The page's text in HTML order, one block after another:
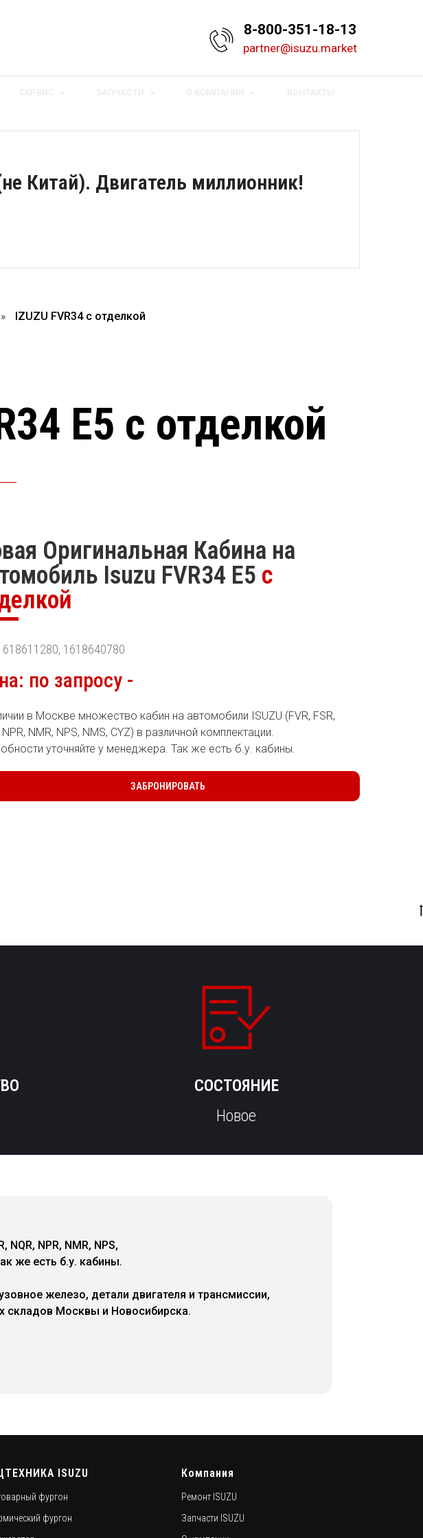
8-800-351-18-13
partner@isuzu.market
Китай). Двигатель миллионник!
» IZUZU FVR34 с отделкой
E5 с отделкой
Оригинальная Кабина на
Isuzu FVR34 E5 с
1618640780
по запросу -
в Москве множество кабин на автомобили ISUZU (FVR, FSR,
NPR, NMR, NPS, NMS, CYZ) в различной комплектации.
уточняйте у менеджера. Так же есть б.у. кабины.
ЗАБРОНИРОВАТЬ
СОСТОЯНИЕ
Новое
NPR, NMR, NPS,
же есть б.у. кабины.
железо, детали двигателя и трансмиссии,
складов Москвы и Новосибирска.
ISUZU
фургон
фургон
Компания
Ремонт ISUZU
Запчасти ISUZU